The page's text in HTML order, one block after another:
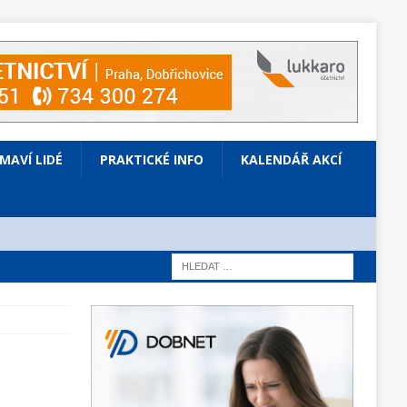
LIDÉ PRAKTICKÉ INFO KALENDÁŘ AKCÍ